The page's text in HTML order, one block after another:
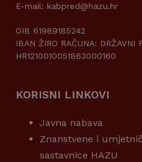
E-mail: kabpred@hazu.hr
OIB 61989185242
IBAN ŽIRO RAČUNA: DRŽAVNI
HR1210010051863000160
KORISNI LINKOVI
Javna nabava
Znanstvene i
sastavnice HAZU